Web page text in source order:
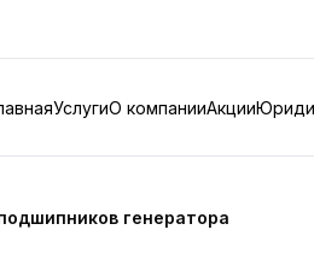
УслугиО компанииАкции
генератора